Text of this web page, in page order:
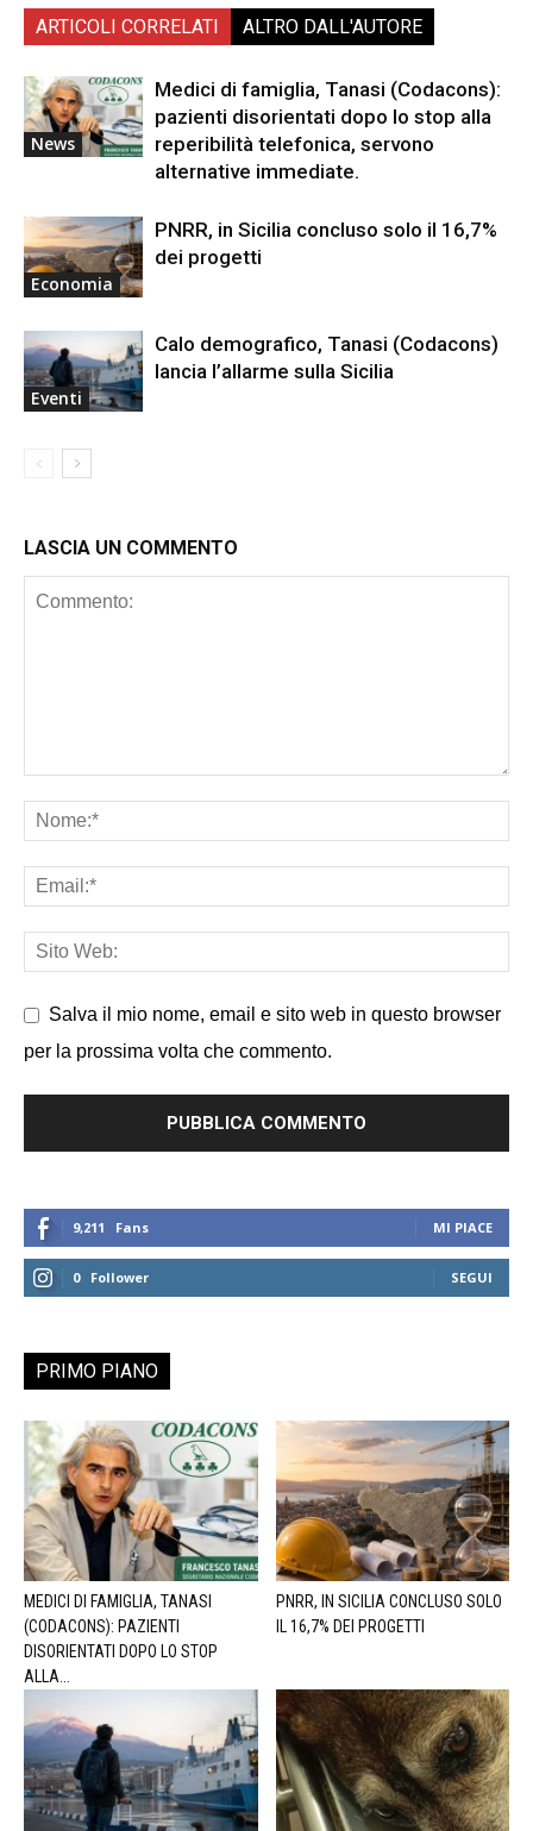
ARTICOLI CORRELATI ALTRO DALL'AUTORE
News
Medici di famiglia, Tanasi (Codacons):
pazienti disorientati dopo lo stop alla
reperibilità telefonica, servono
alternative immediate.
Economia
PNRR, in Sicilia concluso solo il 16,7%
dei progetti
Eventi
Calo demografico, Tanasi (Codacons)
lancia l’allarme sulla Sicilia
LASCIA UN COMMENTO
Salva il mio nome, email e sito web in questo browser
per la prossima volta che commento.
9,211 Fans MI PIACE
0 Follower SEGUI
PRIMO PIANO
MEDICI DI FAMIGLIA, TANASI
(CODACONS): PAZIENTI
DISORIENTATI DOPO LO STOP
ALLA...
PNRR, IN SICILIA CONCLUSO SOLO
IL 16,7% DEI PROGETTI